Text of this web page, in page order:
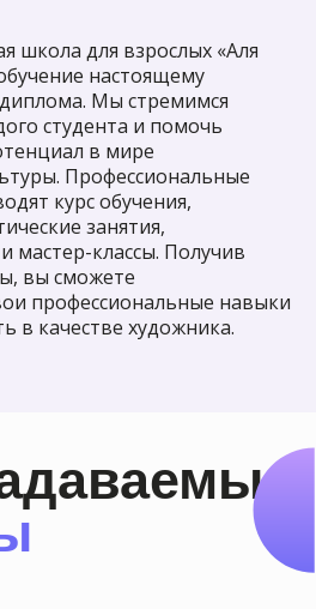
школа для взрослых «Аля
настоящему
диплома. Мы стремимся
студента и помочь
в мире
Профессиональные
курс обучения,
занятия,
мастер-классы. Получив
вы сможете
профессиональные навыки
в качестве художника.